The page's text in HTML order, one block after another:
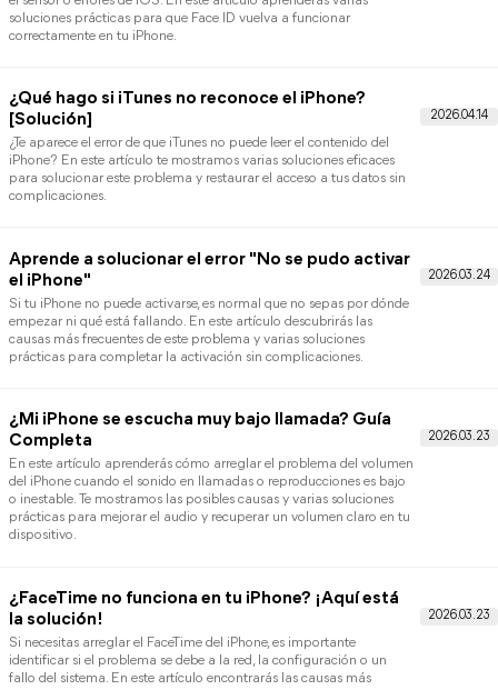
Si no sabes por qué los audios de WhatsApp se escuchan muy
bajos, este problema puede estar relacionado con la
escuchar tus notas de voz con claridad.
¿Por qué mensaje entregado pero no leído en
Messenger?
Messenger, puede generar dudas sobre si la otra persona ha visto
realmente tu mensaje. En este artículo te explicamos qué
esta situación y cómo interpretarla correctamente en la
Si no funciona el tiempo de pantalla en tu iPhone, puede
errores de configuración, fallos de sincronización o problemas
sistema iOS. En este artículo encontrarás soluciones rápidas y
sencillas para recuperar correctamente las funciones de control y
límites de uso.
Cómo apagar el iPhone sin tocar la pantalla
[2026]
Si necesitas apagar el iPhone sin tocar la pantalla, existen varias
alternativas útiles que permiten apagar el dispositivo cuando la